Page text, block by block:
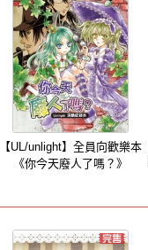
【UL/unlight】全員向歡樂本
《你今天廢人了嗎？》